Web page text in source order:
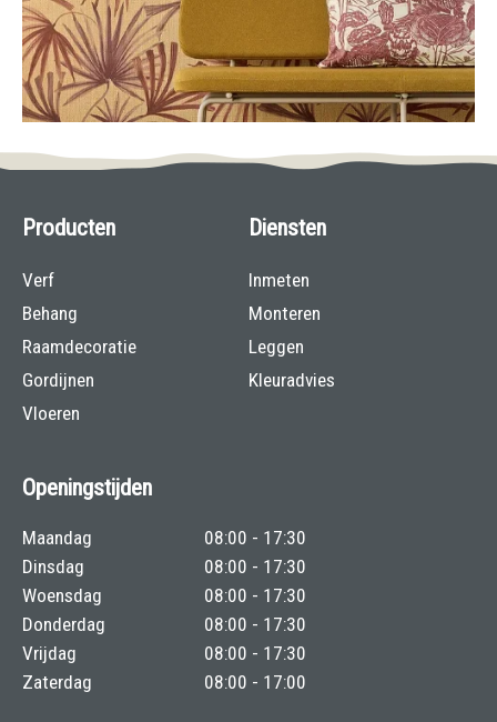
Producten
Verf
Behang
Raamdecoratie
Gordijnen
Vloeren
Diensten
Inmeten
Monteren
Leggen
Kleuradvies
Openingstijden
Maandag
08:00 - 17:30
Dinsdag
08:00 - 17:30
Woensdag
08:00 - 17:30
Donderdag
08:00 - 17:30
Vrijdag
08:00 - 17:30
Zaterdag
08:00 - 17:00